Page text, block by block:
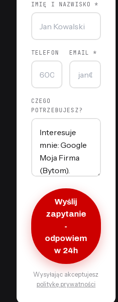
IMIĘ I NAZWISKO *
TELEFON EMAIL *
CZEGO
POTRZEBUJESZ?
Wyślij
zapytanie
-
odpowiem
w 24h
Wysyłając akceptujesz
politykę prywatności